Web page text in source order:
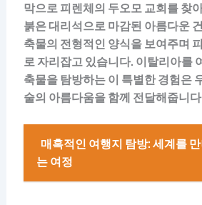
막으로 피렌체의 두오모 교회를 찾
붉은 대리석으로 마감된 아름다운
축물의 전형적인 양식을 보여주며
로 자리잡고 있습니다. 이탈리아를
축물을 탐방하는 이 특별한 경험은
술의 아름다움을 함께 전달해줍니
매혹적인 여행지 탐방: 세계를
는 여정